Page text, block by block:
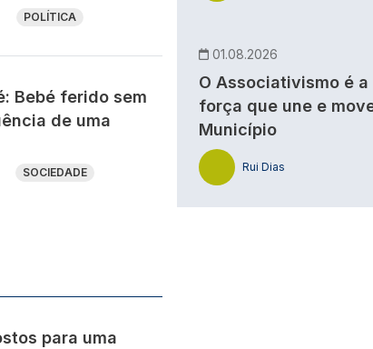
POLÍTICA
Bebé ferido sem
de uma
SOCIEDADE
para uma
01.08.2026
O Associativismo é a
força que une e
Município
Rui Dias